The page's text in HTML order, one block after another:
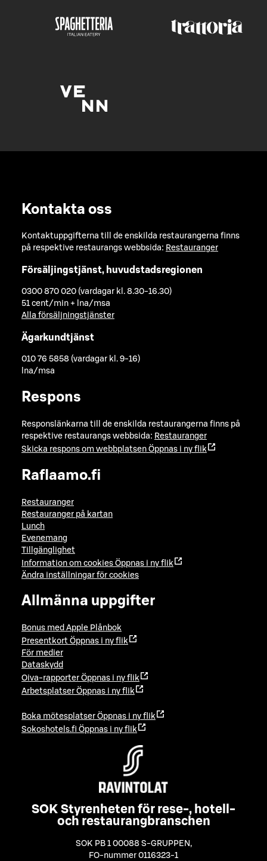
Kontakta oss
Kontaktuppgifterna till de enskilda restaurangerna finns
på respektive restaurangs webbsida: Restauranger
Försäljingstjänst, huvudstadsregionen
0300 870 020 (vardagar kl. 8.30-16.30)
51 cent/min + lna/msa
Alla försäljningstjänster
Ägarkundtjänst
010 76 5858 (vardagar kl. 9-16)
lna/msa
Respons
Responslänkarna till de enskilda restaurangerna finns på
respektive restaurangs webbsida: Restauranger
Skicka respons om webbplatsen Öppnas i ny flik
Raflaamo.fi
Restauranger
Restauranger på kartan
Lunch
Evenemang
Tillgänglighet
Information om cookies Öppnas i ny flik
Ändra inställningar för cookies
Allmänna uppgifter
Bonus med Apple Plånbok
Presentkort Öppnas i ny flik
För medier
Dataskydd
Oiva-rapporter Öppnas i ny flik
Arbetsplatser Öppnas i ny flik
Boka mötesplatser Öppnas i ny flik
Sokoshotels.fi Öppnas i ny flik
SOK Styrenheten för rese-, hotell-
och restaurangbranschen
SOK PB 1 00088 S-GRUPPEN ,
FO-nummer 0116323-1